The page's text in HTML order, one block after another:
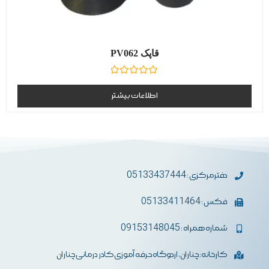
قاپک PV062
0
از
5
اطلاعات بیشتر
دفترمرکزی : 05133437444
فکس : 05133411464
شماره همراه : 09153148045
کارخانه: چناران، اردوگاه حرفه آموزی کادر درمانی چناران